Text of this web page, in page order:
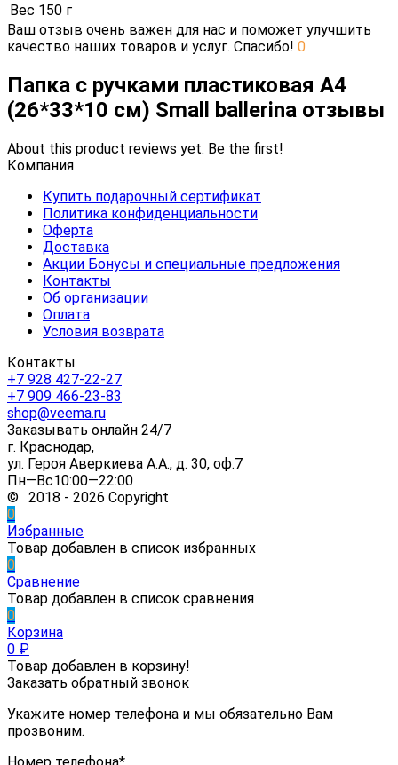
Вес 150 г
Ваш отзыв очень важен для нас и поможет улучшить
качество наших товаров и услуг. Спасибо! 0
Папка с ручками пластиковая А4
(26*33*10 см) Small ballerina отзывы
About this product reviews yet. Be the first!
Компания
Купить подарочный сертификат
Политика конфиденциальности
Оферта
Доставка
Акции Бонусы и специальные предложения
Контакты
Об организации
Оплата
Условия возврата
Контакты
+7 928 427-22-27
+7 909 466-23-83
shop@veema.ru
Заказывать онлайн 24/7
г. Краснодар,
ул. Героя Аверкиева А.А., д. 30, оф.7
Пн—Вс10:00—22:00
© 2018 - 2026 Copyright
0
Избранные
Товар добавлен в список избранных
0
Сравнение
Товар добавлен в список сравнения
0
Корзина
0 ₽
Товар добавлен в корзину!
Заказать обратный звонок
Укажите номер телефона и мы обязательно Вам
прозвоним.
Номер телефона*